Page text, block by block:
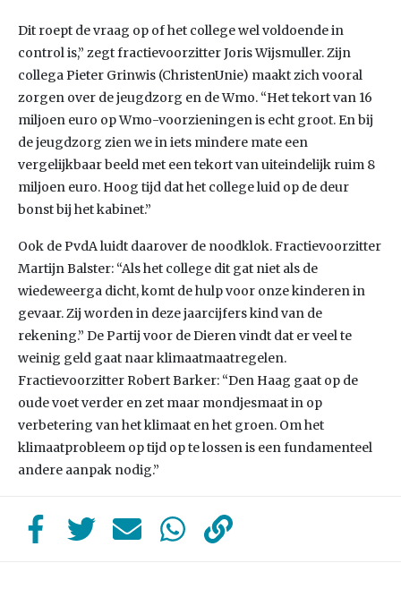
Dit roept de vraag op of het college wel voldoende in
control is,” zegt fractievoorzitter Joris Wijsmuller. Zijn
collega Pieter Grinwis (ChristenUnie) maakt zich vooral
zorgen over de jeugdzorg en de Wmo. “Het tekort van 16
miljoen euro op Wmo-voorzieningen is echt groot. En bij
de jeugdzorg zien we in iets mindere mate een
vergelijkbaar beeld met een tekort van uiteindelijk ruim 8
miljoen euro. Hoog tijd dat het college luid op de deur
bonst bij het kabinet.”
Ook de PvdA luidt daarover de noodklok. Fractievoorzitter
Martijn Balster: “Als het college dit gat niet als de
wiedeweerga dicht, komt de hulp voor onze kinderen in
gevaar. Zij worden in deze jaarcijfers kind van de
rekening.” De Partij voor de Dieren vindt dat er veel te
weinig geld gaat naar klimaatmaatregelen.
Fractievoorzitter Robert Barker: “Den Haag gaat op de
oude voet verder en zet maar mondjesmaat in op
verbetering van het klimaat en het groen. Om het
klimaatprobleem op tijd op te lossen is een fundamenteel
andere aanpak nodig.”